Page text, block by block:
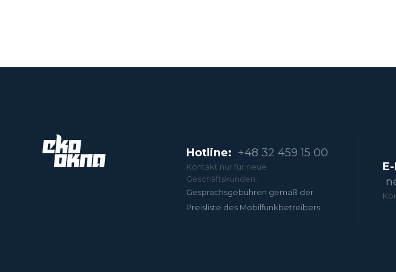
Hotline: +48 32 459 15 00
Kontakt nur für neue
Geschäftskunden.
Gesprächsgebühren gemäß der
Preisliste des Mobilfunkbetreibers.